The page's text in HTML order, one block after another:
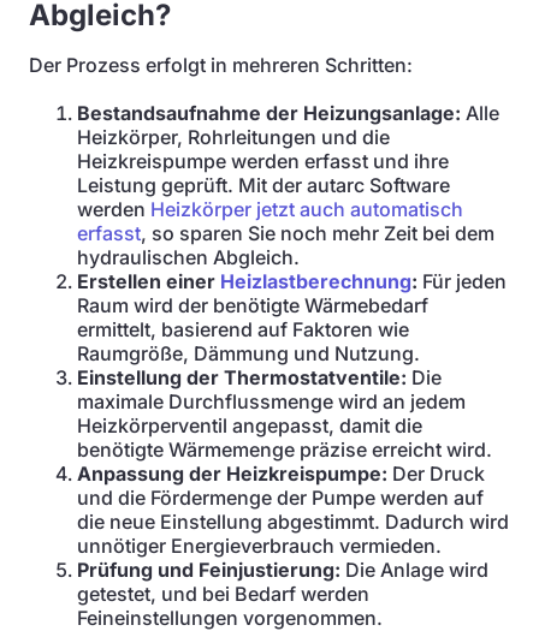
Abgleich?
Der Prozess erfolgt in mehreren Schritten:
Bestandsaufnahme der Heizungsanlage: Alle
Heizkörper, Rohrleitungen und die
Heizkreispumpe werden erfasst und ihre
Leistung geprüft. Mit der autarc Software
werden Heizkörper jetzt auch automatisch
erfasst, so sparen Sie noch mehr Zeit bei dem
hydraulischen Abgleich.
Erstellen einer Heizlastberechnung: Für jeden
Raum wird der benötigte Wärmebedarf
ermittelt, basierend auf Faktoren wie
Raumgröße, Dämmung und Nutzung.
Einstellung der Thermostatventile: Die
maximale Durchflussmenge wird an jedem
Heizkörperventil angepasst, damit die
benötigte Wärmemenge präzise erreicht wird.
Anpassung der Heizkreispumpe: Der Druck
und die Fördermenge der Pumpe werden auf
die neue Einstellung abgestimmt. Dadurch wird
unnötiger Energieverbrauch vermieden.
Prüfung und Feinjustierung: Die Anlage wird
getestet, und bei Bedarf werden
Feineinstellungen vorgenommen.